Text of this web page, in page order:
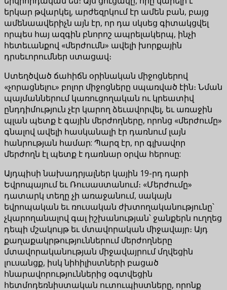
երկար թվարկել, արժեզրկում էր ամեն բան, բայց
ամենաավերիչն այն էր, որ դա սկսեց գիտակցվել
որպես հայ ազգին բնորոշ ապրելակերպ, ինչի
հետեւանքով «մերժումն» ավելի խորքային
դրսեւորումներ ստացավ։
Ստեղծված ճահիճն օրինական միջոցներով
«չորացնելու» բոլոր միջոցները սպառված էին։ Նման
պայմաններում կառուցողական ու կրեատիվ
ընդդիմություն չէր կարող ձեւավորվել, եւ առաջին
պլան պետք է գային մերժողները, որոնց «մերժումը»
գնալով ավելի հասկանալի էր դառնում լայն
հանրության համար: Պարզ էր, որ գլխավոր
մերժողն էլ պետք է դառնար օրվա հերոսը:
Այդպիսի նախադրյալներ կային 19-րդ դարի
Եվրոպայում եւ Ռուսաստանում։ «Մերժումը»
դատարկ տեղը չի առաջանում, սակայն
եվրոպական եւ ռուսական ժխտողականությունը՝
չկարողանալով գալ իշխանության՝ ջանքերն ուղղեց
դեպի մշակույթ եւ մտավորական միջավայր։ Այդ
քաղաքակրթություններում մերժողները
մտավորականության միջավայրում մղվեցին
լուսանցք, իսկ նիհիլիստների բացած
հնարավորություններից օգտվեցին
հետմոդեռնիստական ուտուպիստները, որոնք